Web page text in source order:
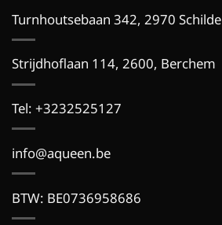
Turnhoutsebaan 342, 2970 Schilde
Strijdhoflaan 114, 2600, Berchem
Tel: +3232525127
info@aqueen.be
BTW: BE0736958686